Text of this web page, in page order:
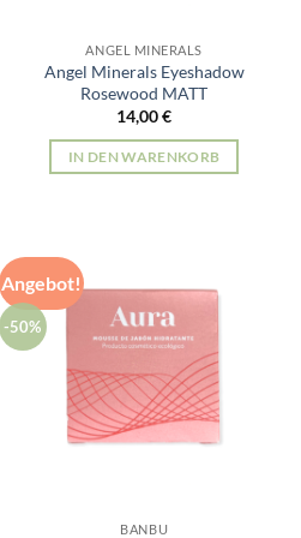
ANGEL MINERALS
Angel Minerals Eyeshadow
Rosewood MATT
14,00€
IN DEN WARENKORB
Angebot!
-50%
BANBU